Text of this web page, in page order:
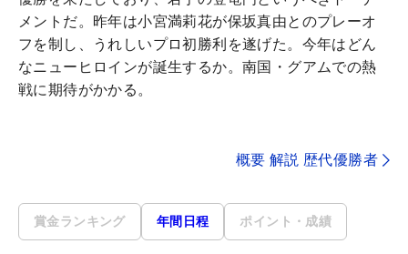
メントだ。昨年は小宮満莉花が保坂真由とのプレーオ
フを制し、うれしいプロ初勝利を遂げた。今年はどん
なニューヒロインが誕生するか。南国・グアムでの熱
戦に期待がかかる。
概要 解説 歴代優勝者
賞金ランキング 年間日程 ポイント・成績